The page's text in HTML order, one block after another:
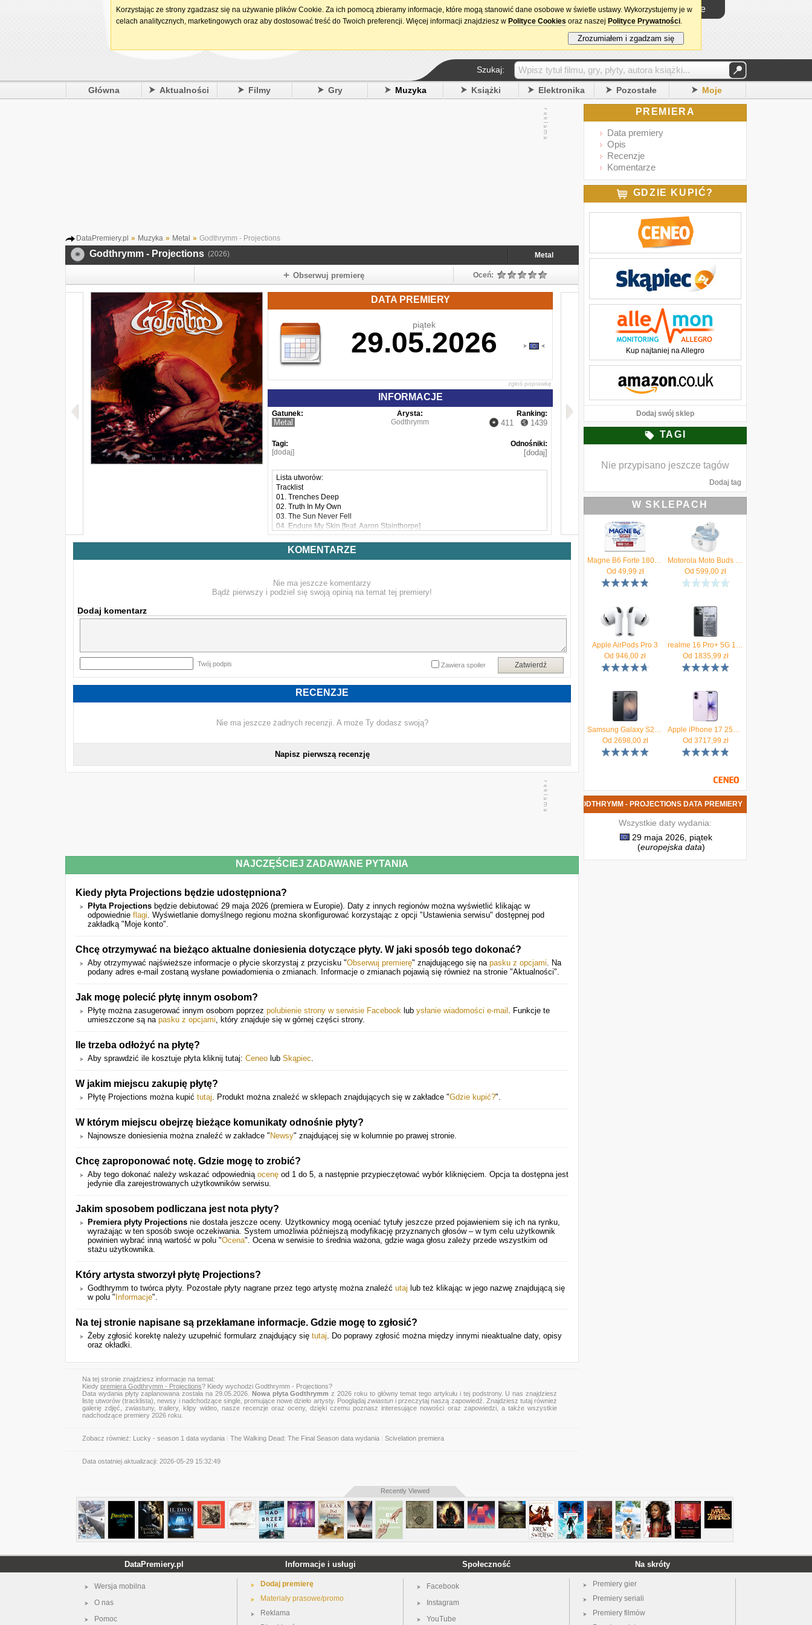
15. urodziny DataPremiery.pl Logowanie
Szukaj:
Główna Aktualności Filmy Gry Muzyka Książki Elektronika Pozostałe Moje
DataPremiery.pl » Muzyka » Metal » Godthrymm - Projections
Godthrymm - Projections (2026) Metal
Obserwuj premierę Oceń:
DATA PREMIERY
piątek
29.05.2026
zgłoś poprawkę
INFORMACJE
Gatunek:
Metal
Arysta:
Godthrymm
Ranking:
411 1439
Tagi:
[dodaj]
Odnośniki:
[dodaj]
Lista utworów:
Tracklist
01. Trenches Deep
02. Truth In My Own
03. The Sun Never Fell
04. Endure My Skin [feat. Aaron Stainthorpe]
05. Jewels
06. Hope Is Eternal
07. Epilogue [bonus]
KOMENTARZE
Nie ma jeszcze komentarzy
Bądź pierwszy i podziel się swoją opinią na temat tej premiery!
Dodaj komentarz
Twój podpis Zatwierdź
Zawiera spoiler
RECENZJE
Nie ma jeszcze żadnych recenzji. A może Ty dodasz swoją?
Napisz pierwszą recenzję
NAJCZĘŚCIEJ ZADAWANE PYTANIA
Kiedy płyta Projections będzie udostępniona?
Płyta Projections będzie debiutować 29 maja 2026 (premiera w Europie). Daty z innych regionów można wyświetlić klikając w
odpowiednie flagi. Wyświetlanie domyślnego regionu można skonfigurować korzystając z opcji "Ustawienia serwisu" dostępnej pod
zakładką "Moje konto".
Chcę otrzymywać na bieżąco aktualne doniesienia dotyczące płyty. W jaki sposób tego dokonać?
Aby otrzymywać najświeższe informacje o płycie skorzystaj z przycisku "Obserwuj premierę" znajdującego się na pasku z opcjami. Na
podany adres e-mail zostaną wysłane powiadomienia o zmianach. Informacje o zmianach pojawią się również na stronie "Aktualności".
Jak mogę polecić płytę innym osobom?
Płytę można zasugerować innym osobom poprzez polubienie strony w serwisie Facebook lub ysłanie wiadomości e-mail . Funkcje te
umieszczone są na pasku z opcjami, który znajduje się w górnej części strony.
Ile trzeba odłożyć na płytę?
Aby sprawdzić ile kosztuje płyta kliknij tutaj: Ceneo lub Skąpiec.
W jakim miejscu zakupię płytę?
Płytę Projections można kupić tutaj. Produkt można znaleźć w sklepach znajdujących się w zakładce "Gdzie kupić?".
W którym miejscu obejrzę bieżące komunikaty odnośnie płyty?
Najnowsze doniesienia można znaleźć w zakładce " Newsy" znajdującej się w kolumnie po prawej stronie.
Chcę zaproponować notę. Gdzie mogę to zrobić?
Aby tego dokonać należy wskazać odpowiednią ocenę od 1 do 5, a następnie przypieczętować wybór kliknięciem. Opcja ta dostępna jest
jedynie dla zarejestrowanych użytkowników serwisu.
Jakim sposobem podliczana jest nota płyty?
Premiera płyty Projections nie dostała jeszcze oceny. Użytkownicy mogą oceniać tytuły jeszcze przed pojawieniem się ich na rynku,
wyrażając w ten sposób swoje oczekiwania. System umożliwia późniejszą modyfikację przyznanych głosów – w tym celu użytkownik
powinien wybrać inną wartość w polu "Ocena". Ocena w serwisie to średnia ważona, gdzie waga głosu zależy przede wszystkim od
stażu użytkownika.
Który artysta stworzył płytę Projections?
Godthrymm to twórca płyty. Pozostałe płyty nagrane przez tego artystę można znaleźć utaj lub też klikając w jego nazwę znajdującą się
w polu " Informacje".
Na tej stronie napisane są przekłamane informacje. Gdzie mogę to zgłosić?
Żeby zgłosić korektę należy uzupełnić formularz znajdujący się tutaj. Do poprawy zgłosić można między innymi nieaktualne daty, opisy
oraz okładki.
Na tej stronie znajdziesz informacje na temat:
Kiedy premiera Godthrymm - Projections? Kiedy wychodzi Godthrymm - Projections?
Data wydania płyty zaplanowana została na 29.05.2026. Nowa płyta Godthrymm z 2026 roku to główny temat tego artykułu i tej podstrony. U nas znajdziesz
listę utworów (tracklista), newsy i nadchodzące single, promujące nowe dzieło artysty. Pooglądaj zwiastuni przeczytaj naszą zapowiedź. Znajdziesz tutaj również
galerię zdjęć, zwiastuny, trailery, klipy wideo, nasze recenzje oraz oceny, dzięki czemu poznasz interesujące nowości oraz zapowiedzi, a także wszystkie
nadchodzące premiery 2026 roku.
Zobacz również: Lucky - season 1 data wydania The Walking Dead: The Final Season data wydania Scivelation premiera
Data ostatniej aktualizacji: 2026-05-29 15:32:49
PREMIERA
Data premiery
Opis
Recenzje
Komentarze
GDZIE KUPIĆ?
Kup najtaniej na Allegro
Dodaj swój sklep
TAGI
Nie przypisano jeszcze tagów
Dodaj tag
W SKLEPACH
Magne B6 Forte 180tabl.
Od 49,99 zł
Motorola Moto Buds 2 Plus Anc Biały
Od 599,00 zł
Apple AirPods Pro 3
Od 946,00 zł
realme 16 Pro+ 5G 12/512GB Szary
Od 1835,99 zł
Samsung Galaxy S26 SM-S942 12/256GB Czarny
Od 2698,00zł
Apple iPhone 17 256GB Lawenda
Od 3717,99 zł
NOWA PŁYTA GODTHRYMM - PROJECTIONS DATA PREMIERY
Wszystkie daty wydania:
29 maja 2026, piątek
(europejska data)
Recently Viewed
DataPremiery.pl
Wersja mobilna
O nas
Pomoc
Informacje i usługi
Dodaj premierę
Materiały prasowe/promo
Reklama
Społeczność
Facebook
Instagram
YouTube
Na skróty
Premiery gier
Premiery seriali
Premiery filmów
Korzystając ze strony zgadzasz się na używanie plików Cookie. Za ich pomocą zbieramy informacje, które mogą stanowić dane osobowe w świetle ustawy. Wykorzystujemy je w
celach analitycznych, marketingowych oraz aby dostosować treść do Twoich preferencji. Więcej informacji znajdziesz w Polityce Cookies oraz naszej Polityce Prywatności.
Zrozumiałem i zgadzam się